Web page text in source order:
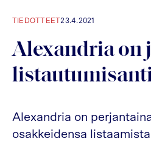
TIEDOTTEET23.4.2021
Alexandria on
Alexandria on
osakkeidensa